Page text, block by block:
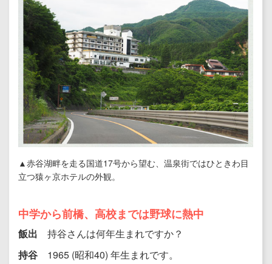
▲赤谷湖畔を走る国道17号から望む、温泉街ではひときわ目
立つ猿ヶ京ホテルの外観。
中学から前橋、高校までは野球に熱中
飯出 持谷さんは何年生まれですか？
持谷 1965 (昭和40) 年生まれです。